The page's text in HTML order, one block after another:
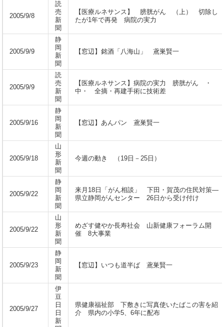
2005/9/8
読
売
新
聞
【医療ルネサンス】 膀胱がん （上） 切除し
たが1年で再発 病院の実力
2005/9/9
静
岡
新
聞
【窓辺】銘酒「八海山」 鳶巣賢一
2005/9/9
読
売
新
聞
【医療ルネサンス】病院の実力 膀胱がん ・
中・ 全摘・再建手術に技術差
2005/9/16
静
岡
新
聞
【窓辺】あんパン 鳶巣賢一
2005/9/18
山
形
新
聞
今週の動き （19日－25日）
2005/9/22
静
岡
新
聞
来月18日「がん相談」 下田・賀茂の住民対策―
県立静岡がんセンター 26日から受け付け
2005/9/22
山
形
新
聞
めざす健やか長寿社会 山新健康フォーラム開
催 8大事業
2005/9/23
静
岡
新
聞
【窓辺】いつも道半ば 鳶巣賢一
2005/9/27
伊
豆
日
日
新
県健康福祉部 下敷きに写真使いたばこの害を紹
介 県内の小学5、6年に配布